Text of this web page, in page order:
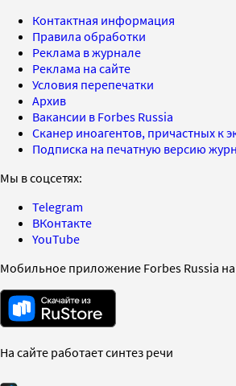
Контактная информация
Правила обработки
Реклама в журнале
Реклама на сайте
Условия перепечатки
Архив
Вакансии в Forbes Russia
Сканер иноагентов, причастных к
Подписка на печатную версию
Мы в соцсетях:
Telegram
ВКонтакте
YouTube
Мобильное приложение Forbes Russia
На сайте работает синтез речи